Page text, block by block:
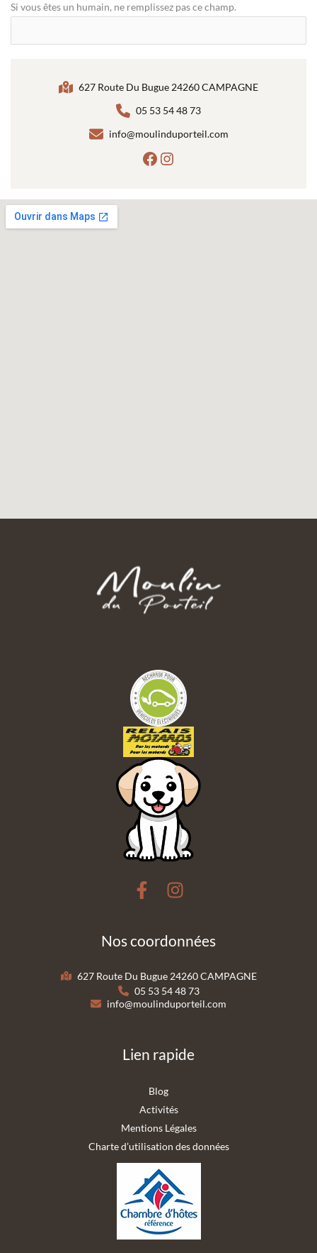
Si vous êtes un humain, ne remplissez pas ce champ.
627 Route Du Bugue 24260 CAMPAGNE
05 53 54 48 73
info@moulinduporteil.com
https://
Instagram
Nos coordonnées
627 Route Du Bugue 24260 CAMPAGNE
05 53 54 48 73
info@moulinduporteil.com
Lien rapide
Blog
Activités
Mentions Légales
Charte d’utilisation des données